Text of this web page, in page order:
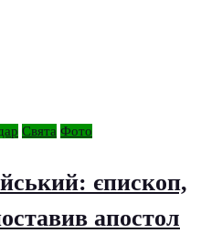
Свята Фото
єпископ,
апостол